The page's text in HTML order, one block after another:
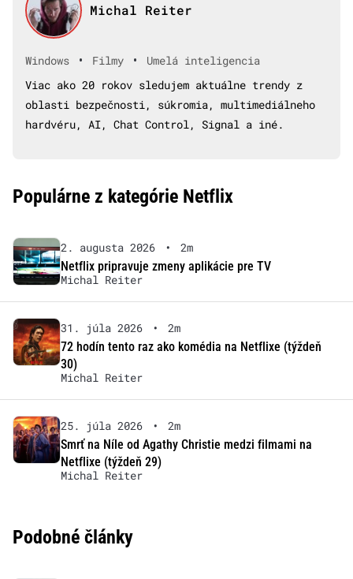
Michal Reiter
Windows • Filmy •
Umelá inteligencia
Viac ako 20 rokov sledujem aktuálne trendy z
oblasti bezpečnosti, súkromia, multimediálneho
hardvéru, AI, Chat Control, Signal a iné.
Populárne z kategórie Netflix
2. augusta 2026 •
2m
Netflix pripravuje zmeny aplikácie pre TV
Michal Reiter
31. júla 2026 •
2m
72 hodín tento raz ako komédia na Netflixe (týždeň
30)
Michal Reiter
25. júla 2026 •
2m
Smrť na Níle od Agathy Christie medzi filmami na
Netflixe (týždeň 29)
Michal Reiter
Podobné články